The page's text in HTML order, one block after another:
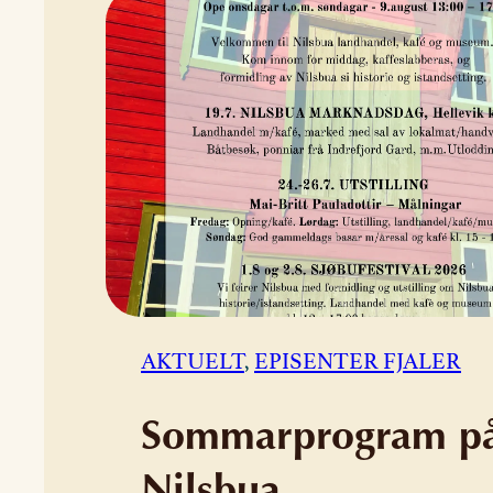
AKTUELT, EPISENTER FJALER
Sommarprogram